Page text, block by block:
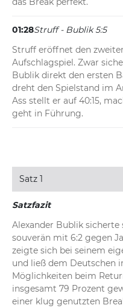
01:28Struff - Bublik 5:5
Struff eröffnet den
Aufschlagspiel. Zwar
Bublik direkt den ersten
dreht den Spielstand im
Ass stellt er auf 40:15,
geht in Führung.
Satz 1
Satzfazit
Alexander Bublik
souverän mit 6:2 gegen
zeigte sich bei seinem
und ließ dem Deutschen
Möglichkeiten beim
insgesamt 79 Prozent
einer klug genutzten